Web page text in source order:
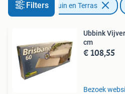
Filters Tuin en Terras
Ubbink
cm
€ 108,55
Bezoek